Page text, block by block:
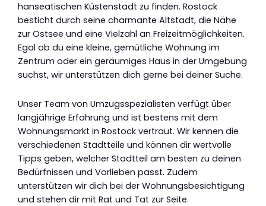
hanseatischen Küstenstadt zu finden. Rostock
besticht durch seine charmante Altstadt, die Nähe
zur Ostsee und eine Vielzahl an Freizeitmöglichkeiten.
Egal ob du eine kleine, gemütliche Wohnung im
Zentrum oder ein geräumiges Haus in der Umgebung
suchst, wir unterstützen dich gerne bei deiner Suche.
Unser Team von Umzugsspezialisten verfügt über
langjährige Erfahrung und ist bestens mit dem
Wohnungsmarkt in Rostock vertraut. Wir kennen die
verschiedenen Stadtteile und können dir wertvolle
Tipps geben, welcher Stadtteil am besten zu deinen
Bedürfnissen und Vorlieben passt. Zudem
unterstützen wir dich bei der Wohnungsbesichtigung
und stehen dir mit Rat und Tat zur Seite.